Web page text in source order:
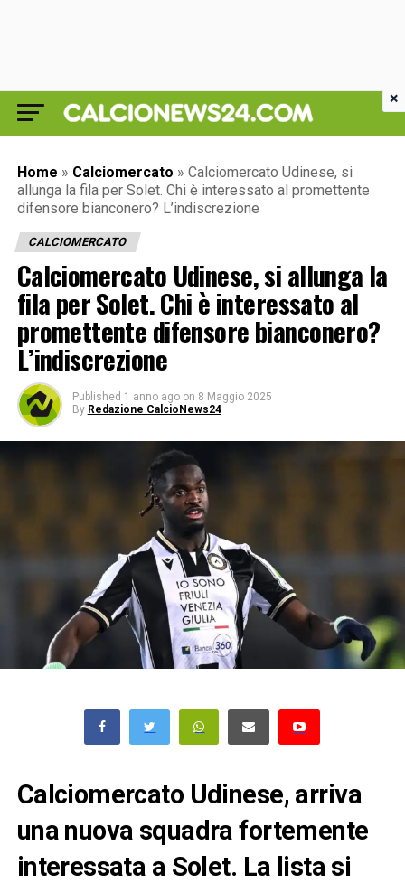
Home » Calciomercato » Calciomercato Udinese, si
allunga la fila per Solet. Chi è interessato al promettente
difensore bianconero? L’indiscrezione
CALCIOMERCATO
Calciomercato Udinese, si allunga la
fila per Solet. Chi è interessato al
promettente difensore bianconero?
L’indiscrezione
Published 1 anno ago on 8 Maggio 2025
By Redazione CalcioNews24
Calciomercato Udinese, arriva
una nuova squadra fortemente
interessata a Solet. La lista si
×